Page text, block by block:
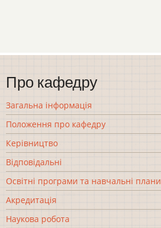
Про кафедру
Загальна інформація
Положення про кафедру
Керівництво
Відповідальні
Освітні програми та навчальні плани
Акредитація
Наукова робота